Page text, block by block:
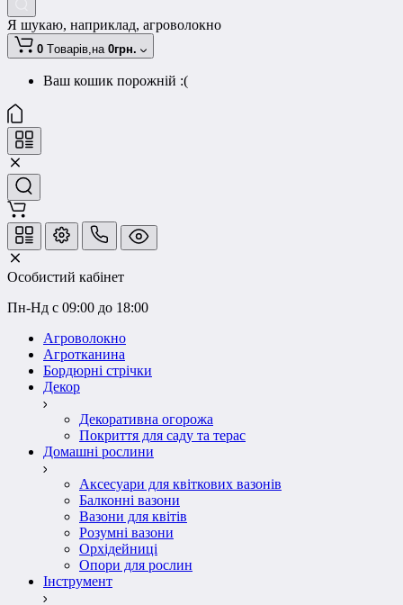
Я шукаю, наприклад, агроволокно
0 Tоварів,на 0грн.
Ваш кошик порожній :(
Особистий кабінет
Пн-Нд с 09:00 до 18:00
Агроволокно
Агротканина
Бордюрні стрічки
Декор
Декоративна огорожа
Покриття для саду та терас
Домашні рослини
Аксесуари для квіткових вазонів
Балконні вазони
Вазони для квітів
Розумні вазони
Орхідейниці
Опори для рослин
Інструмент